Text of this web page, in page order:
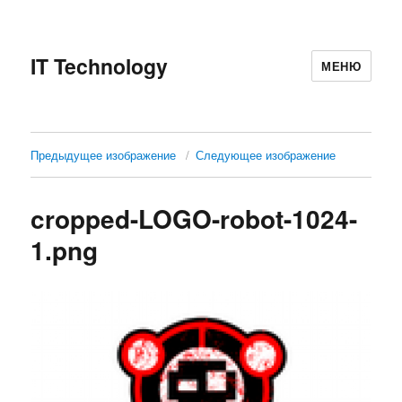
IT Technology МЕНЮ
Предыдущее изображение Следующее изображение
cropped-LOGO-robot-1024-
1.png